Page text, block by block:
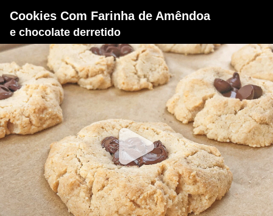
Cookies Com Farinha de Amêndoa
e chocolate derretido